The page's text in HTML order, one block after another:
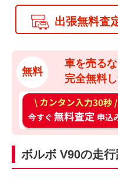
出張無料査
無料
車を売る
完全無料
カ
ン
タ
ン
入
ボルボ V90の走